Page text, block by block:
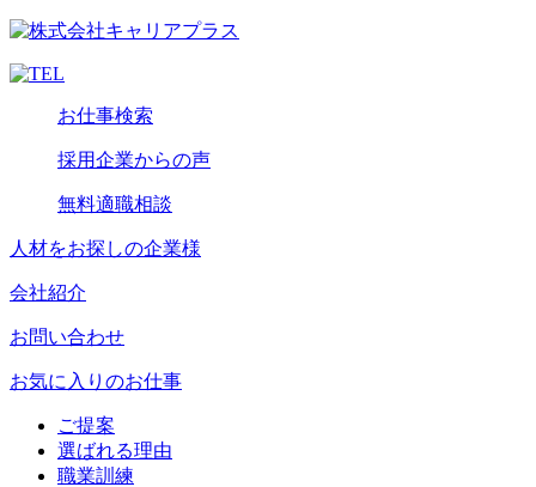
お仕事検索
採用企業からの声
無料適職相談
人材をお探しの企業様
会社紹介
お問い合わせ
お気に入りのお仕事
ご提案
選ばれる理由
職業訓練